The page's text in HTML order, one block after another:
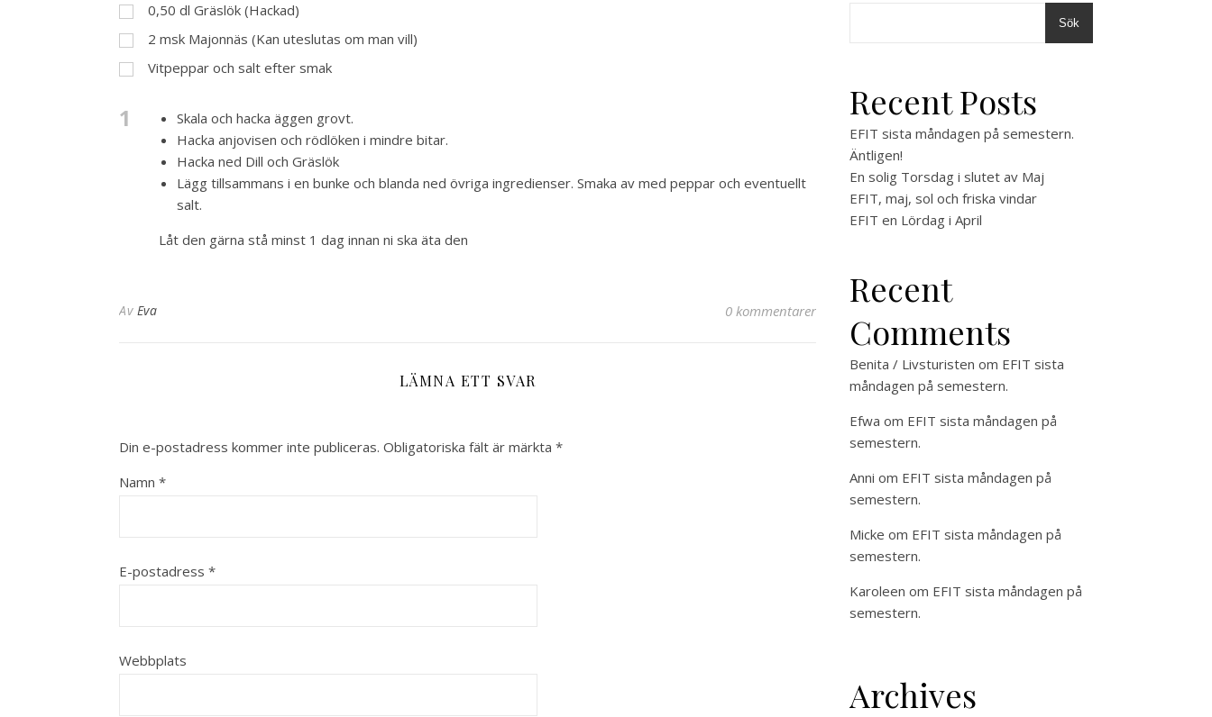
0,50 dl Gräslök (Hackad)
2 msk Majonnäs (Kan uteslutas om man vill)
Vitpeppar och salt efter smak
1
Skala och hacka äggen grovt.
Hacka anjovisen och rödlöken i mindre bitar.
Hacka ned Dill och Gräslök
Lägg tillsammans i en bunke och blanda ned övriga ingredienser. Smaka av med peppar och eventuellt
salt.
Låt den gärna stå minst 1 dag innan ni ska äta den
Av Eva 0 kommentarer
LÄMNA ETT SVAR
Din e-postadress kommer inte publiceras. Obligatoriska fält är märkta *
Namn *
E-postadress *
Webbplats
Sök
Recent Posts
EFIT sista måndagen på semestern.
Äntligen!
En solig Torsdag i slutet av Maj
EFIT, maj, sol och friska vindar
EFIT en Lördag i April
Recent
Comments
Benita / Livsturisten om EFIT sista
måndagen på semestern.
Efwa om EFIT sista måndagen på
semestern.
Anni om EFIT sista måndagen på
semestern.
Micke om EFIT sista måndagen på
semestern.
Karoleen om EFIT sista måndagen på
semestern.
Archives